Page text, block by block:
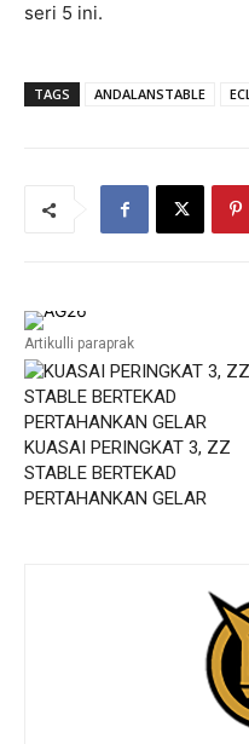
seri 5 ini.
TAGS ANDALANSTABLE
Artikulli paraprak
KUASAI PERINGKAT 3, ZZ
STABLE BERTEKAD
PERTAHANKAN GELAR